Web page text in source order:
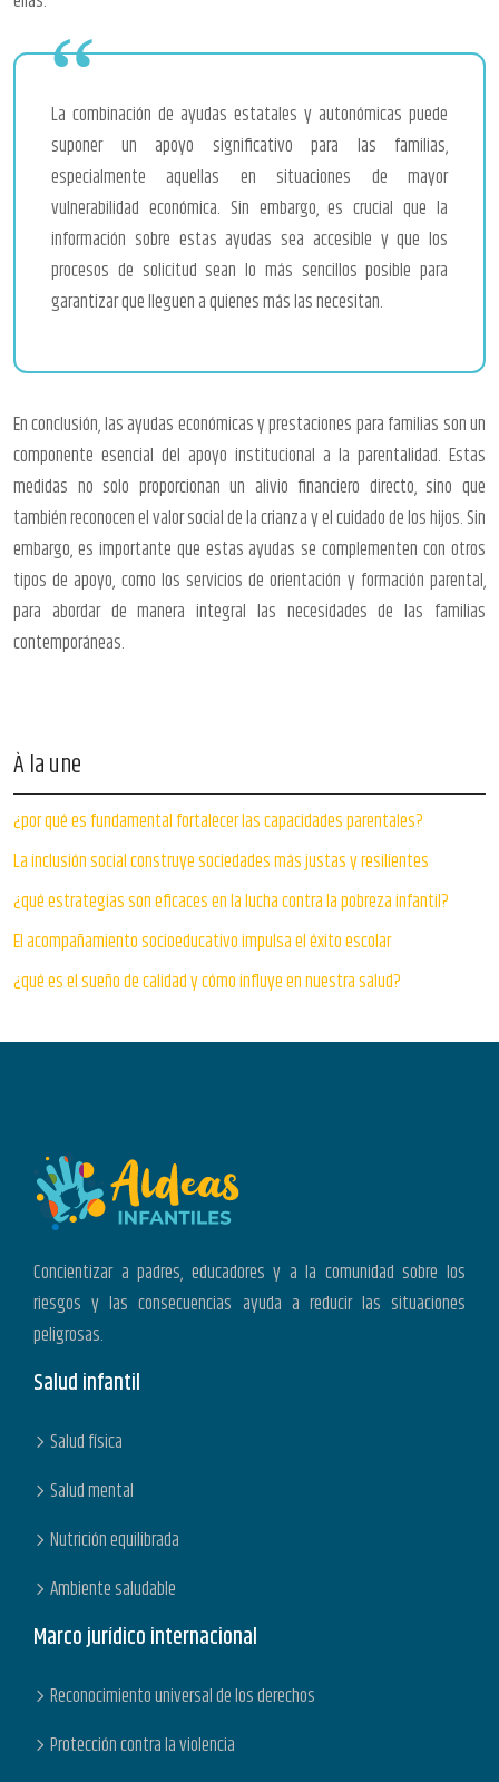
La combinación de ayudas estatales y autonómicas puede
suponer un apoyo significativo para las familias,
especialmente aquellas en situaciones de mayor
vulnerabilidad económica. Sin embargo, es crucial que la
información sobre estas ayudas sea accesible y que los
procesos de solicitud sean lo más sencillos posible para
garantizar que lleguen a quienes más las necesitan.
En conclusión, las ayudas económicas y prestaciones para familias son un
componente esencial del apoyo institucional a la parentalidad. Estas
medidas no solo proporcionan un alivio financiero directo, sino que
también reconocen el valor social de la crianza y el cuidado de los hijos. Sin
embargo, es importante que estas ayudas se complementen con otros
tipos de apoyo, como los servicios de orientación y formación parental,
para abordar de manera integral las necesidades de las familias
contemporáneas.
À la une
¿por qué es fundamental fortalecer las capacidades parentales?
La inclusión social construye sociedades más justas y resilientes
¿qué estrategias son eficaces en la lucha contra la pobreza infantil?
El acompañamiento socioeducativo impulsa el éxito escolar
¿qué es el sueño de calidad y cómo influye en nuestra salud?
Concientizar a padres, educadores y a la comunidad sobre los
riesgos y las consecuencias ayuda a reducir las situaciones
peligrosas.
Salud infantil
Salud física
Salud mental
Nutrición equilibrada
Ambiente saludable
Marco jurídico internacional
Reconocimiento universal de los derechos
Protección contra la violencia